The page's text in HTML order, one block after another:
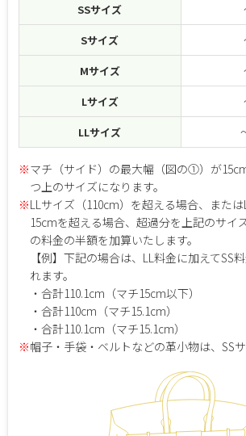
SSサイズ
Sサイズ
Mサイズ
Lサイズ
LLサイズ
※マチ（サイド）の最大幅（図の①）が
つ上のサイズになります。
※LLサイズ（110cm）を超える場合、また
15cmを超える場合、超過分を上記のサイ
の料金の半額を加算いたします。
【例】下記の場合は、LL料金に加えてSS
れます。
・合計110.1cm（マチ15cm以下）
・合計110cm（マチ15.1cm）
・合計110.1cm（マチ15.1cm）
※帽子・手袋・ベルトなどの革小物は、SSサ